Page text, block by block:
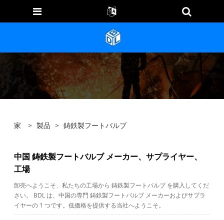
家 > 製品 > 鋳鉄製フートバルブ
中国 鋳鉄製フートバルブ メーカー、サプライヤー、
工場
卸売へようこそ、私たちの工場から 鋳鉄製フートバルブ を購入してくだ
さい。 BDL は、中国の専門 鋳鉄製フートバルブ メーカーおよびサプラ
イヤーの 1 つです。低価格を提供する当社へようこそ。